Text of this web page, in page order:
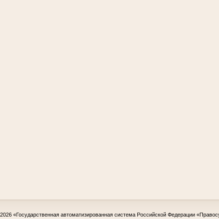
«Государственная автоматизированная система Российской Федерации